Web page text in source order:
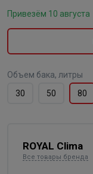
Привезём 10 августа
Объем бака, литры
30
50 80
ROYAL Clima
Все товары бренда